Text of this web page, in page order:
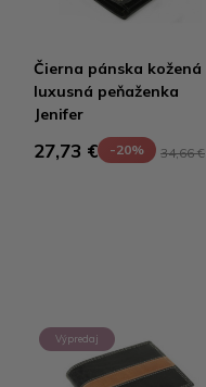
Čierna pánska kožená
luxusná peňaženka
Jenifer
27,73 € -20% 34,66 €
Výpredaj